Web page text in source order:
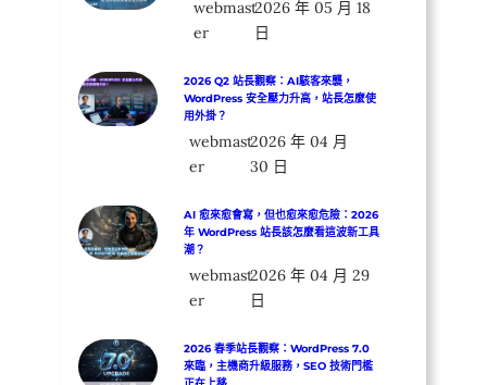
webmast
er
2026 年 05 月 18
日
2026 Q2 站長觀察：AI駭客來襲，
WordPress 安全壓力升高，站長怎麼使
用外掛？
webmast
er
2026 年 04 月
30 日
AI 愈來愈會寫，但也愈來愈危險：2026
年 WordPress 站長該怎麼看這波新工具
潮？
webmast
er
2026 年 04 月 29
日
2026 春季站長觀察：WordPress 7.0
來臨，主機商升級服務，SEO 技術門檻